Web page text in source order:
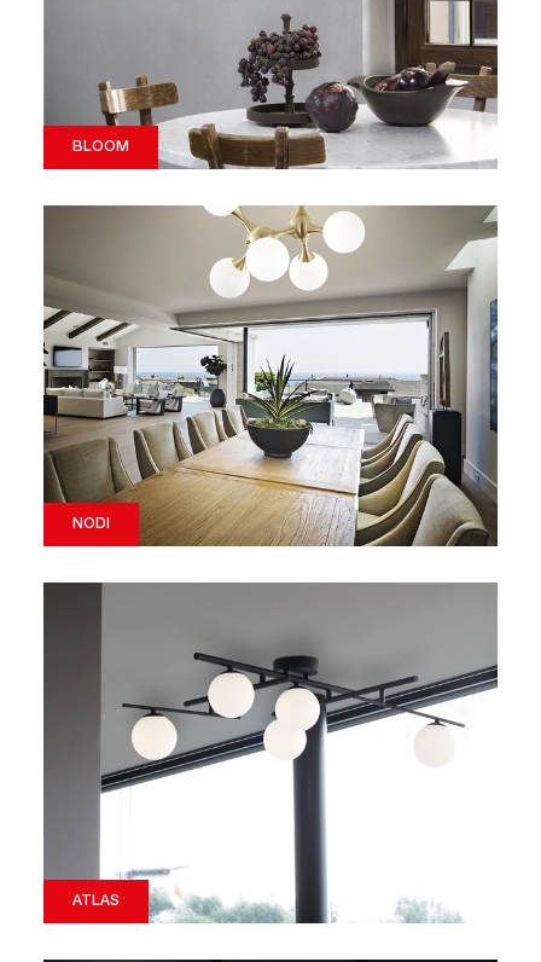
BLOOM
NODI
ATLAS